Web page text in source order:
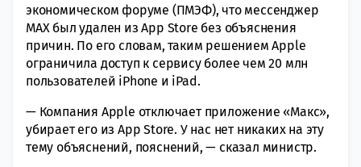
экономическом форуме (ПМЭФ), что мессенджер
MAX был удален из App Store без объяснения
причин. По его словам, таким решением Apple
ограничила доступ к сервису более чем 20 млн
пользователей iPhone и iPad.
— Компания Apple отключает приложение «Макс»,
убирает его из App Store. У нас нет никаких на эту
тему объяснений, пояснений, — сказал министр.